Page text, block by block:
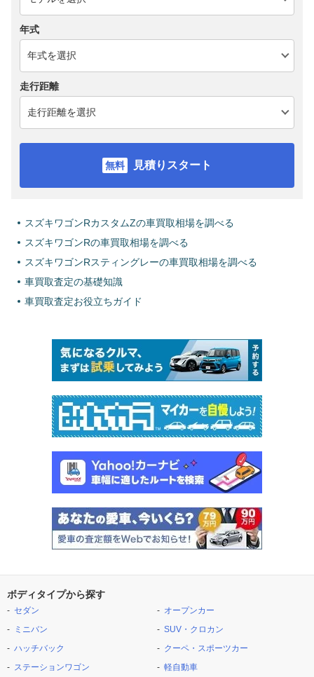
年式
走行距離
見積りスタート
スズキワゴンRカスタムZの車買取相場を調べる
スズキワゴンRの車買取相場を調べる
スズキワゴンRスティングレーの車買取相場を調べる
車買取査定の基礎知識
車買取査定お役立ちガイド
ボディタイプから探す
セダン
ミニバン
ハッチバック
ステーションワゴン
オープンカー
SUV・クロカン
クーペ・スポーツカー
軽自動車